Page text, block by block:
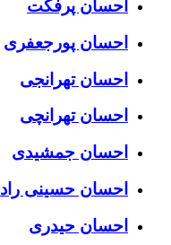
احسان پرفکت
احسان پورجعفری
احسان تهرانجی
احسان تهرانچی
احسان جمشیدی
احسان حسینی راد
احسان حیدری